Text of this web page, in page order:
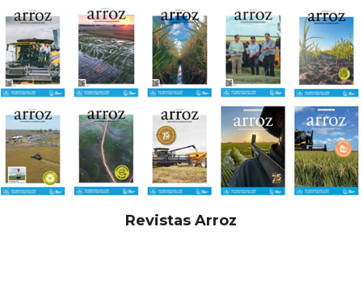
Revistas Arroz